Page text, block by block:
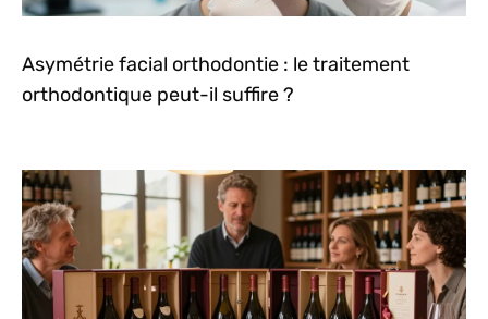
Asymétrie facial orthodontie : le traitement
orthodontique peut-il suffire ?